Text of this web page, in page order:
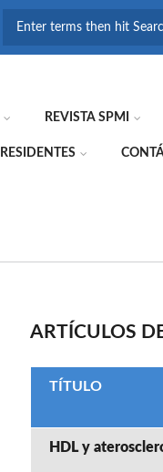
REVISTA SPMI
RESIDENTES
ARTÍCULOS
TÍTULO
HDL y